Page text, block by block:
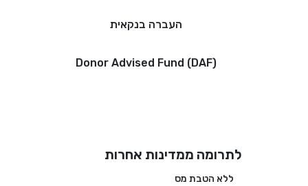
העברה בנקאית
Donor Advised Fund (DAF)
לתרומה ממדינות אחרות
ללא הטבת מס